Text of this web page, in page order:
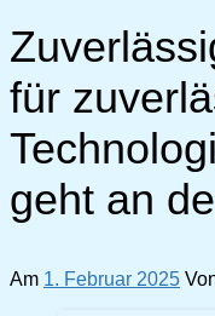
für
geht an
Am 1. Februar 2025